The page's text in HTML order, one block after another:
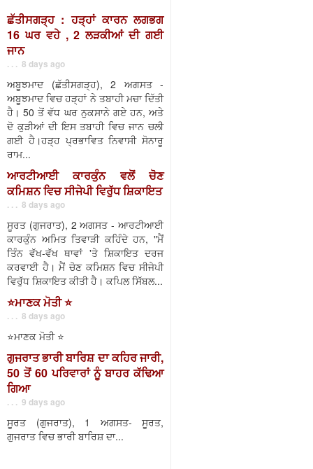
ਛੱਤੀਸਗੜ੍ਹ : ਹੜ੍ਹਾਂ ਕਾਰਨ ਲਗਭਗ
16 ਘਰ ਵਹੇ , 2 ਲੜਕੀਆਂ ਦੀ ਗਈ
ਜਾਨ
. . . 8 days ago
ਅਬੂਝਮਾਦ (ਛੱਤੀਸਗੜ੍ਹ), 2 ਅਗਸਤ -
ਅਬੂਝਮਾਦ ਵਿਚ ਹੜ੍ਹਾਂ ਨੇ ਤਬਾਹੀ ਮਚਾ ਦਿੱਤੀ
ਹੈ। 50 ਤੋਂ ਵੱਧ ਘਰ ਨੁਕਸਾਨੇ ਗਏ ਹਨ, ਅਤੇ
ਦੋ ਕੁੜੀਆਂ ਦੀ ਇਸ ਤਬਾਹੀ ਵਿਚ ਜਾਨ ਚਲੀ
ਗਈ ਹੈ।ਹੜ੍ਹ ਪ੍ਰਭਾਵਿਤ ਨਿਵਾਸੀ ਸੋਨਾਰੂ
ਰਾਮ...
ਆਰਟੀਆਈ ਕਾਰਕੁੰਨ ਵਲੋਂ ਚੋਣ
ਕਮਿਸ਼ਨ ਵਿਚ ਸੀਜੇਪੀ ਵਿਰੁੱਧ ਸ਼ਿਕਾਇਤ
. . . 8 days ago
ਸੂਰਤ (ਗੁਜਰਾਤ), 2 ਅਗਸਤ - ਆਰਟੀਆਈ
ਕਾਰਕੁੰਨ ਅਮਿਤ ਤਿਵਾੜੀ ਕਹਿੰਦੇ ਹਨ, "ਮੈਂ
ਤਿੰਨ ਵੱਖ-ਵੱਖ ਥਾਵਾਂ 'ਤੇ ਸ਼ਿਕਾਇਤ ਦਰਜ
ਕਰਵਾਈ ਹੈ। ਮੈਂ ਚੋਣ ਕਮਿਸ਼ਨ ਵਿਚ ਸੀਜੇਪੀ
ਵਿਰੁੱਧ ਸ਼ਿਕਾਇਤ ਕੀਤੀ ਹੈ। ਕਪਿਲ ਸਿੱਬਲ...
⭐️ਮਾਣਕ ਮੋਤੀ ⭐️
. . . 8 days ago
⭐️ਮਾਣਕ ਮੋਤੀ ⭐️
ਗੁਜਰਾਤ ਭਾਰੀ ਬਾਰਿਸ਼ ਦਾ ਕਹਿਰ ਜਾਰੀ,
50 ਤੋਂ 60 ਪਰਿਵਾਰਾਂ ਨੂੰ ਬਾਹਰ ਕੱਢਿਆ
ਗਿਆ
. . . 9 days ago
ਸੂਰਤ (ਗੁਜਰਾਤ), 1 ਅਗਸਤ- ਸੂਰਤ,
ਗੁਜਰਾਤ ਵਿਚ ਭਾਰੀ ਬਾਰਿਸ਼ ਦਾ...